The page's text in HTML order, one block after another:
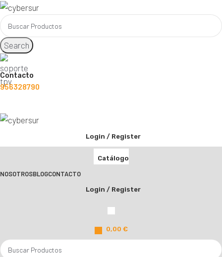
Search
Contacto
956328790
Login / Register
Catálogo
NOSOTROSBLOGCONTACTO
Login / Register
0,00 €